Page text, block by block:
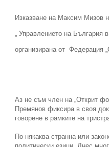
Изказване на Максим Мизов
„ Управлението на България
организирана от Федерация
Аз не съм член на „Открит
Премянов фиксира в своя
говорене в рамките на
По някаква странна или